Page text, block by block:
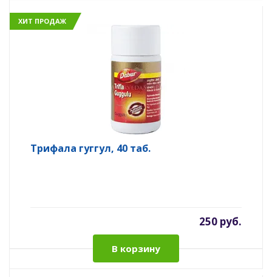
ХИТ ПРОДАЖ
Трифала гуггул, 40 таб.
250 руб.
В корзину